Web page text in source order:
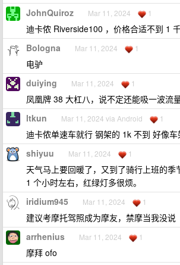
JohnQuiroz Mar 11, 2024 1
迪卡侬 Riverside100 ，价格合适不到 1
Bologna Mar 11, 2024 1
电驴
duiying Mar 11, 2024 1
凤凰牌 38 大杠八，说不定还能吸一波流
ltkun Mar 11, 2024 via Android 1
迪卡侬单速车就行 钢架的 1k 不到 好像
shiyuu Mar 11, 2024 1
天气马上要回暖了，又到了骑行上班的季
1 个小时左右，红绿灯多很烦。
iridium945 Mar 11, 2024 1
建议考摩托驾照成为摩友，禁摩当我没说
arrhenius Mar 11, 2024 1
摩拜 ofo